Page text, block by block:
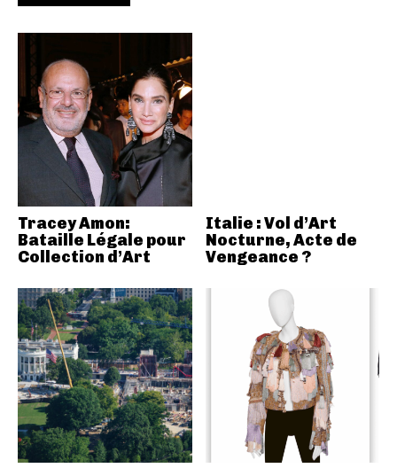
Tracey Amon:
Bataille Légale pour
Collection d’Art
Italie : Vol d’Art
Nocturne, Acte de
Vengeance ?